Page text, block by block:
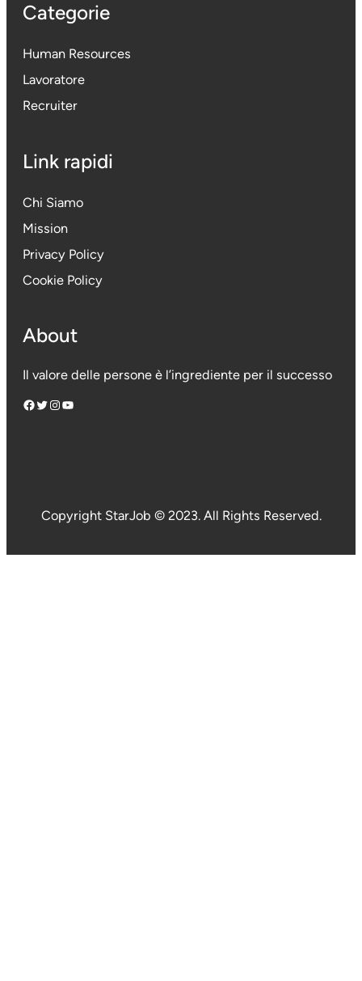
Categorie
Human Resources
Lavoratore
Recruiter
Link rapidi
Chi Siamo
Mission
Privacy Policy
Cookie Policy
About
Il valore delle persone è l’ingrediente per il successo
Facebook Twitter InstagramYouTube
Copyright StarJob © 2023. All Rights Reserved.